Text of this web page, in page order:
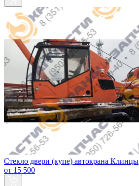
Стекло двери (купе) автокрана Клинцы
от 15 500